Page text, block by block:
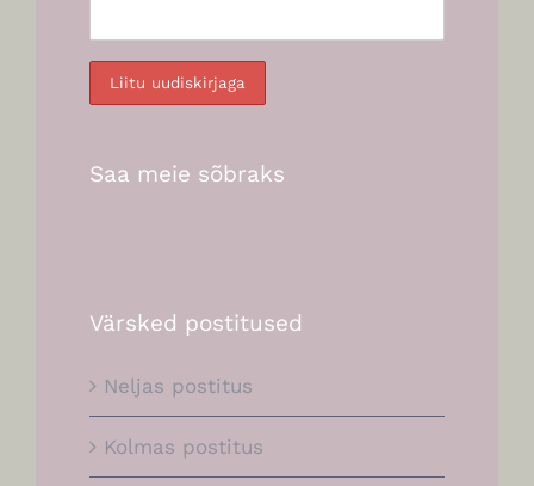
Saa meie sõbraks
Värsked postitused
Neljas postitus
Kolmas postitus